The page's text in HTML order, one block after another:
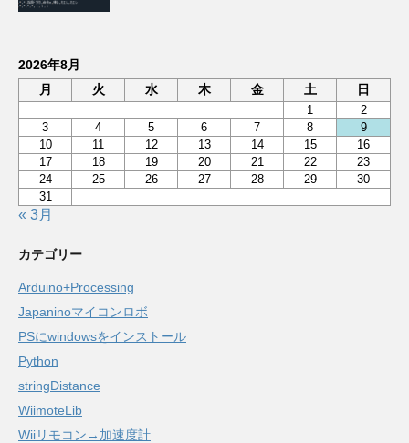
2026年8月
月
火 水 木 金 土 日
1
2
3
4 5 6 7 8
9
10
11 12 13 14 15
16
17
18 19 20 21 22
23
24
25 26 27 28 29
30
31
« 3月
カテゴリー
Arduino+Processing
Japaninoマイコンロボ
PSにwindowsをインストール
Python
stringDistance
WiimoteLib
Wiiリモコン→加速度計